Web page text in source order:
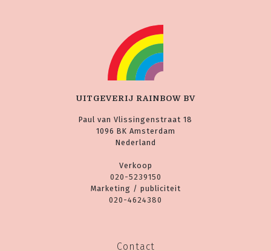
UITGEVERIJ RAINBOW BV
Paul van Vlissingenstraat 18
1096 BK Amsterdam
Nederland
Verkoop
020-5239150
Marketing / publiciteit
020-4624380
Contact